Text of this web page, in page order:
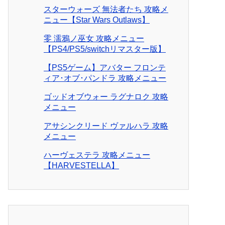
スターウォーズ 無法者たち 攻略メ
ニュー【Star Wars Outlaws】
零 濡鴉ノ巫女 攻略メニュー
【PS4/PS5/switchリマスター版】
【PS5ゲーム】アバター フロンテ
ィア･オブ･パンドラ 攻略メニュー
ゴッドオブウォー ラグナロク 攻略
メニュー
アサシンクリード ヴァルハラ 攻略
メニュー
ハーヴェステラ 攻略メニュー
【HARVESTELLA】